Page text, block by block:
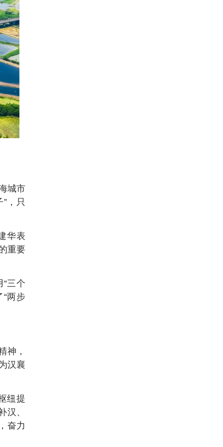
城市
，只
华表
重要
三个
“两步
神，
汉襄
纽提
汉、
奋力